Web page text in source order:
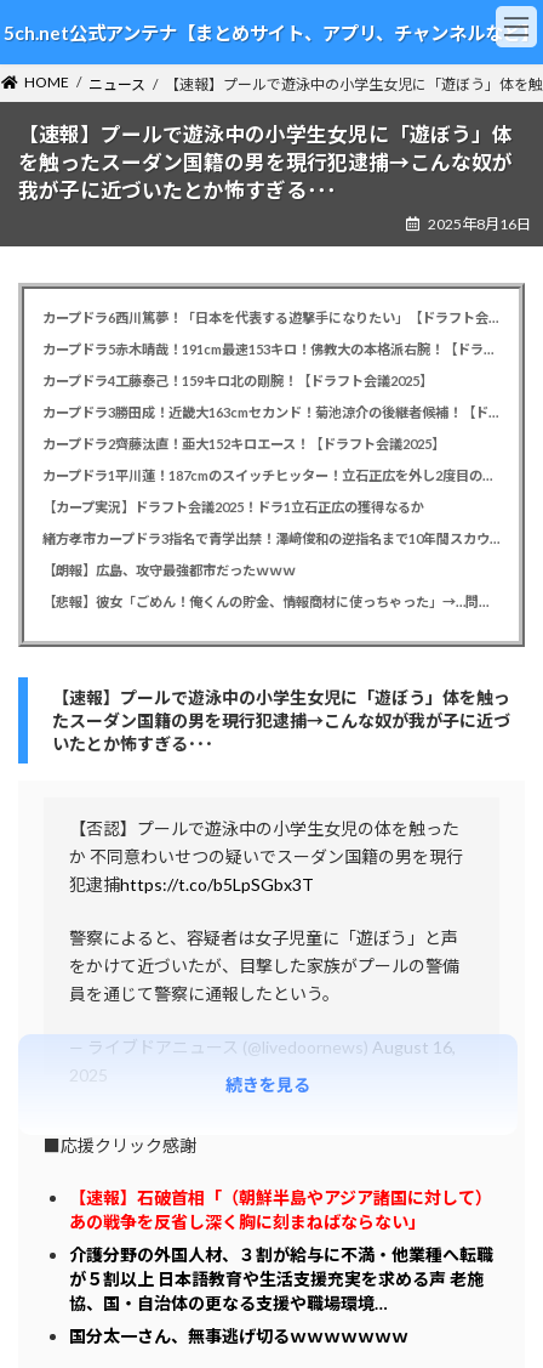
ン
テ
ン
ツ
ビ
ゲ
ー
シ
5ch.net公式アンテナ【まとめサイト、アプリ、チャンネルなど】
HOME ニュース 【速報】プールで遊泳中の小学生女児に「遊ぼう」体
【速報】プールで遊泳中の小学生女児に「遊ぼう」体
を触ったスーダン国籍の男を現行犯逮捕→こんな奴が
我が子に近づいたとか怖すぎる･･･
2025年8月16日
カープドラ6西川篤夢！「日本を代表する遊撃手になりたい」【ドラフト会議2025】
カープドラ5赤木晴哉！191cm最速153キロ！佛教大の本格派右腕！【ドラフト会議2025】
カープドラ4工藤泰己！159キロ北の剛腕！【ドラフト会議2025】
カープドラ3勝田成！近畿大163cmセカンド！菊池涼介の後継者候補！【ドラフト会議2025】
カープドラ2齊藤汰直！亜大152キロエース！【ドラフト会議2025】
カープドラ1平川蓮！187cmのスイッチヒッター！立石正広を外し2度目の重複も新井監督がクジを引き当てる！【ドラフト会議2025】
【カープ実況】ドラフト会議2025！ドラ1立石正広の獲得なるか
緒方孝市カープドラ3指名で青学出禁！澤﨑俊和の逆指名まで10年間スカウト出禁
【朗報】広島、攻守最強都市だったｗｗｗ
【悲報】彼女「ごめん！俺くんの貯金、情報商材に使っちゃった」→…問い詰めたらギャン泣きされたんだが俺が悪いのか？
【速報】プールで遊泳中の小学生女児に「遊ぼう」体を触っ
たスーダン国籍の男を現行犯逮捕→こんな奴が我が子に近づ
いたとか怖すぎる･･･
【否認】プールで遊泳中の小学生女児の体を触った
か 不同意わいせつの疑いでスーダン国籍の男を現行
犯逮捕https://t.co/b5LpSGbx3T
警察によると、容疑者は女子児童に「遊ぼう」と声
をかけて近づいたが、目撃した家族がプールの警備
員を通じて警察に通報したという。
— ライブドアニュース (@livedoornews) August 16,
2025
■応援クリック感謝
【速報】石破首相「（朝鮮半島やアジア諸国に対して）
あの戦争を反省し深く胸に刻まねばならない」
介護分野の外国人材、３割が給与に不満・他業種へ転職
が５割以上 日本語教育や生活支援充実を求める声 老施
協、国・自治体の更なる支援や職場環境…
国分太一さん、無事逃げ切るｗｗｗｗｗｗｗ
続きを見る